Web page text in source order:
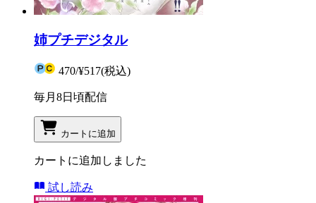
姉プチデジタル
470/¥517(税込)
毎月8日頃配信
カートに追加
カートに追加しました
試し読み